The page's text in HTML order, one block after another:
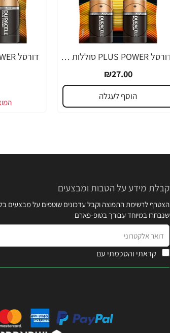
דורסל PLUS POWER סוללות C אריזת 2 יחידות - מבית Duracell
₪27.00
הוסף לעגלה
קבלת מידע על הטבות ומבצעים
הצטרף לרשימת התפוצה וקבל עדכונים שוטפים על מבצעים
שנבחרו במיוחד עבורך בטופ-פארם
אלקטרוני
קראתי והסכמתי עם